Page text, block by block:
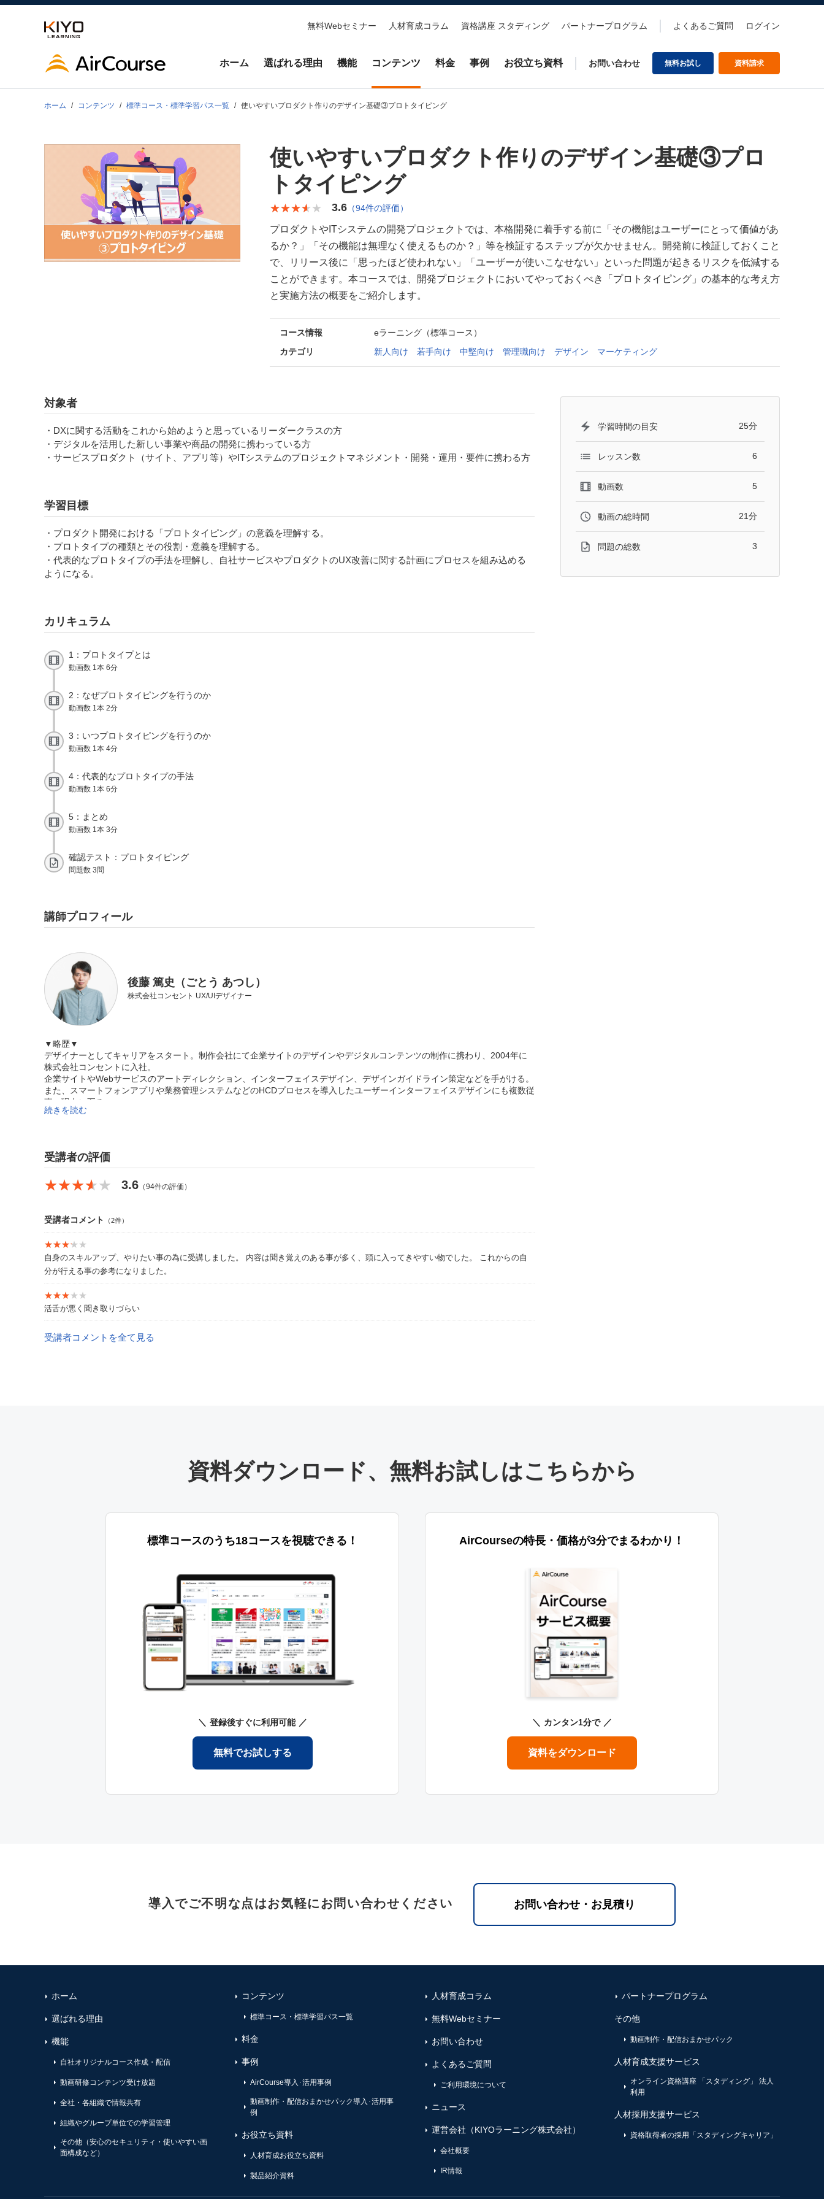
無料Webセミナー 人材育成コラム 資格講座 スタディング パートナープログラム よくあるご質問 ログイン
ホーム 選ばれる理由 機能 コンテンツ 料金 事例 お役立ち資料 お問い合わせ 無料お試し 資料請求
ホーム コンテンツ 標準コース・標準学習パス一覧 使いやすいプロダクト作りのデザイン基礎③プロトタイピング
使いやすいプロダクト作りのデザイン基礎③プロ
トタイピング
★★★★★
★★★★★ 3.6 （94件の評価）
プロダクトやITシステムの開発プロジェクトでは、本格開発に着手する前に「その機能はユーザーにとって価値があ
るか？」「その機能は無理なく使えるものか？」等を検証するステップが欠かせません。開発前に検証しておくこと
で、リリース後に「思ったほど使われない」「ユーザーが使いこなせない」といった問題が起きるリスクを低減する
ことができます。本コースでは、開発プロジェクトにおいてやっておくべき「プロトタイピング」の基本的な考え方
と実施方法の概要をご紹介します。
コース情報
eラーニング（標準コース）
カテゴリ
新人向け 若手向け 中堅向け 管理職向け デザイン マーケティング
対象者
・DXに関する活動をこれから始めようと思っているリーダークラスの方
・デジタルを活用した新しい事業や商品の開発に携わっている方
・サービスプロダクト（サイト、アプリ等）やITシステムのプロジェクトマネジメント・開発・運用・要件に携わる方
学習目標
・プロダクト開発における「プロトタイピング」の意義を理解する。
・プロトタイプの種類とその役割・意義を理解する。
・代表的なプロトタイプの手法を理解し、自社サービスやプロダクトのUX改善に関する計画にプロセスを組み込める
ようになる。
カリキュラム
1：プロトタイプとは
動画数 1本 6分
2：なぜプロトタイピングを行うのか
動画数 1本 2分
3：いつプロトタイピングを行うのか
動画数 1本 4分
4：代表的なプロトタイプの手法
動画数 1本 6分
5：まとめ
動画数 1本 3分
確認テスト：プロトタイピング
問題数 3問
講師プロフィール
後藤 篤史（ごとう あつし）
株式会社コンセント UX/UIデザイナー
▼略歴▼
デザイナーとしてキャリアをスタート。制作会社にて企業サイトのデザインやデジタルコンテンツの制作に携わり、2004年に
株式会社コンセントに入社。
企業サイトやWebサービスのアートディレクション、インターフェイスデザイン、デザインガイドライン策定などを手がける。
また、スマートフォンアプリや業務管理システムなどのHCDプロセスを導入したユーザーインターフェイスデザインにも複数従
事、現在に至る。
続きを読む
受講者の評価
★★★★★
★★★★★ 3.6 （94件の評価）
受講者コメント （2件）
★★★★★
★★★★★
自身のスキルアップ、やりたい事の為に受講しました。 内容は聞き覚えのある事が多く、頭に入ってきやすい物でした。 これからの自
分が行える事の参考になりました。
★★★★★
★★★★★
活舌が悪く聞き取りづらい
受講者コメントを全て見る
学習時間の目安 25分
レッスン数 6
動画数 5
動画の総時間 21分
問題の総数 3
資料ダウンロード、 無料お試しはこちらから
標準コースのうち18コースを視聴できる！
登録後すぐに利用可能
無料でお試しする
AirCourseの特長・価格が3分でまるわかり！
カンタン1分で
資料をダウンロード
導入でご不明な点はお気軽にお問い合わせください お問い合わせ・お見積り
ホーム
選ばれる理由
機能
自社オリジナルコース作成・配信
動画研修コンテンツ受け放題
全社・各組織で情報共有
組織やグループ単位での学習管理
その他（安心のセキュリティ・使いやすい画
面構成など）
コンテンツ
標準コース・標準学習パス一覧
料金
事例
AirCourse導入･活用事例
動画制作・配信おまかせパック導入･活用事
例
お役立ち資料
人材育成お役立ち資料
製品紹介資料
人材育成コラム
無料Webセミナー
お問い合わせ
よくあるご質問
ご利用環境について
ニュース
運営会社（KIYOラーニング株式会社）
会社概要
IR情報
パートナープログラム
その他
動画制作・配信おまかせパック
人材育成支援サービス
オンライン資格講座 「スタディング」 法人
利用
人材採用支援サービス
資格取得者の採用「スタディングキャリア」